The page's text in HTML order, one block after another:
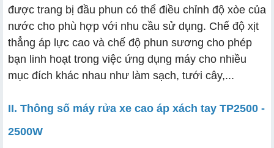
được trang bị đầu phun có thể điều chỉnh độ xòe của
nước cho phù hợp với nhu cầu sử dụng. Chế độ xịt
thẳng áp lực cao và chế độ phun sương cho phép
bạn linh hoạt trong việc ứng dụng máy cho nhiều
mục đích khác nhau như làm sạch, tưới cây,...
II. Thông số máy rửa xe cao áp xách tay TP2500 -
2500W